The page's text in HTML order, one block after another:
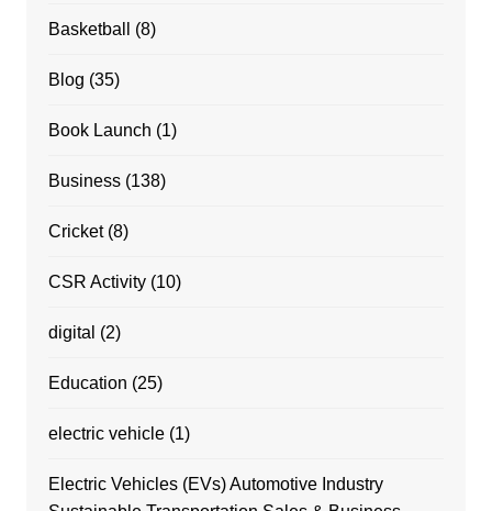
Basketball (8)
Blog (35)
Book Launch (1)
Business(138)
Cricket(8)
CSR Activity(10)
digital (2)
Education (25)
electric vehicle(1)
Electric Vehicles (EVs) Automotive Industry